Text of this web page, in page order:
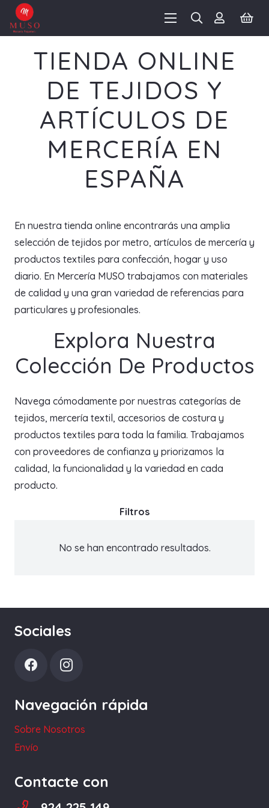
TIENDA ONLINE
DE TEJIDOS Y
ARTÍCULOS DE
MERCERÍA EN
ESPAÑA
En nuestra tienda online encontrarás una amplia
selección de tejidos por metro, artículos de mercería y
productos textiles para confección, hogar y uso
diario. En Mercería MUSO trabajamos con materiales
de calidad y una gran variedad de referencias para
particulares y profesionales.
Explora Nuestra
Colección De Productos
Navega cómodamente por nuestras categorías de
tejidos, mercería textil, accesorios de costura y
productos textiles para toda la familia. Trabajamos
con proveedores de confianza y priorizamos la
calidad, la funcionalidad y la variedad en cada
producto.
Filtros
No se han encontrado resultados.
Sociales
Navegación rápida
Sobre Nosotros
Envío
Contacte con